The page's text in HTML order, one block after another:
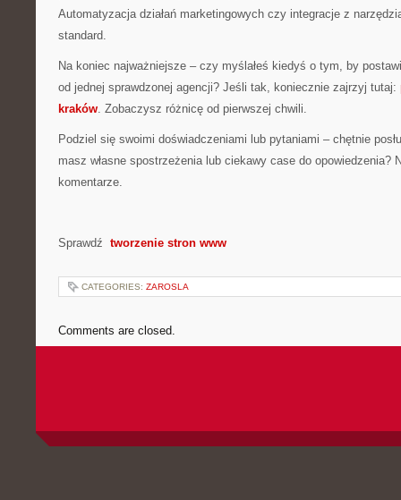
Automatyzacja działań marketingowych czy integracje z
standard.
Na koniec najważniejsze – czy myślałeś kiedyś o tym, by
od jednej sprawdzonej agencji? Jeśli tak, koniecznie zajrzyj tutaj:
kraków. Zobaczysz różnicę od pierwszej chwili.
Podziel się swoimi doświadczeniami lub pytaniami – chętnie
masz własne spostrzeżenia lub ciekawy case do opowiedzenia?
komentarze.
Sprawdź tworzenie stron www
CATEGORIES: ZAROSLA
Comments are closed.